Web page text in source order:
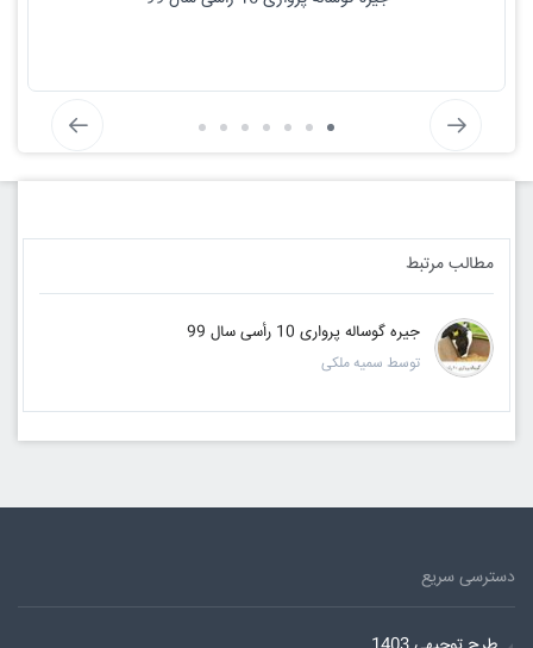
مطالب مرتبط
جیره گوساله پرواری 10 رأسی سال 99
توسط سمیه ملکی
دسترسی سریع